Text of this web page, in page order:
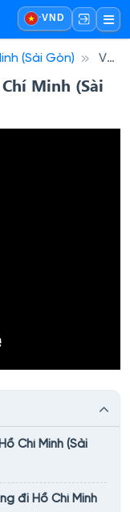
·VND
(Sài Gòn)
Vé
Gòn)Minh (Sài
Chí Minh (Sài
đi Hồ Chí Minh